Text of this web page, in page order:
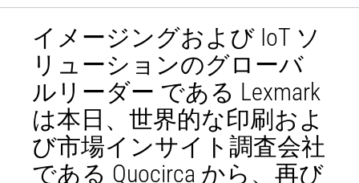
イメージングおよび IoT ソ
リューションのグローバ
ルリーダー である Lexmark
は本日、世界的な印刷およ
び市場インサイト調査会社
である Quocirca から、再び